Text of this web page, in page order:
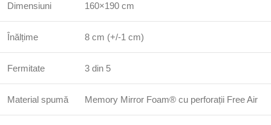
Dimensiuni 160×190 cm
Înălțime 8 cm (+/-1 cm)
Fermitate 3 din 5
Material spumă Memory Mirror Foam® cu perforații Free Air